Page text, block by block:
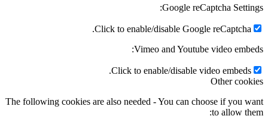
Google reCaptcha Settings:
Click to enable/disable Google reCaptcha.
Vimeo and Youtube video embeds:
Click to enable/disable video embeds.
Other cookies
The following cookies are also needed - You can choose if you want
to allow them: